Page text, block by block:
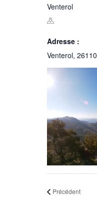
Venterol
Adresse :
Venterol, 26110
Précédent